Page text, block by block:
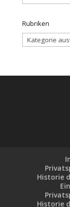
Rubriken
Rubriken
Historie
Historie